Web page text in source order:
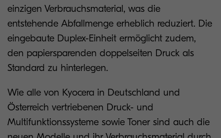
einzigen Verbrauchsmaterial, was die
entstehende Abfallmenge erheblich reduziert. Die
eingebaute Duplex-Einheit ermöglicht zudem,
den papiersparenden doppelseiten Druck als
Standard zu hinterlegen.
Wie alle von Kyocera in Deutschland und
Österreich vertriebenen Druck- und
Multifunktionssysteme sowie Toner sind auch die